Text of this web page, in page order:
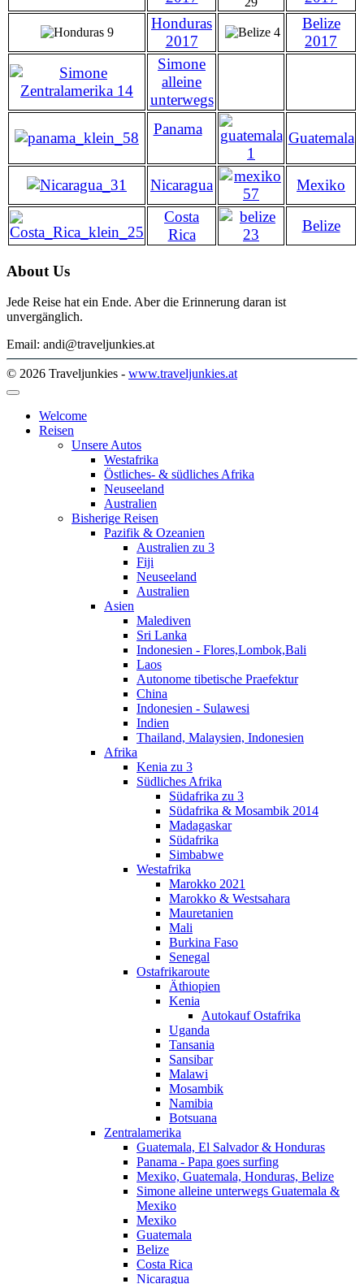
Honduras
2017
Belize
2017
Simone
alleine
unterwegs
Panama
Guatemala
Nicaragua
Mexiko
Costa
Rica
Belize
About Us
Jede Reise hat ein Ende. Aber die Erinnerung daran ist
unvergänglich.
Email: andi@traveljunkies.at
© 2026 Traveljunkies - www.traveljunkies.at
Welcome
Reisen
Unsere Autos
Westafrika
Östliches- & südliches Afrika
Neuseeland
Australien
Bisherige Reisen
Pazifik & Ozeanien
Australien zu 3
Fiji
Neuseeland
Australien
Asien
Malediven
Sri Lanka
Indonesien - Flores,Lombok,Bali
Laos
Autonome tibetische Praefektur
China
Indonesien - Sulawesi
Indien
Thailand, Malaysien, Indonesien
Afrika
Kenia zu 3
Südliches Afrika
Südafrika zu 3
Südafrika & Mosambik 2014
Madagaskar
Südafrika
Simbabwe
Westafrika
Marokko 2021
Marokko & Westsahara
Mauretanien
Mali
Burkina Faso
Senegal
Ostafrikaroute
Äthiopien
Kenia
Autokauf Ostafrika
Uganda
Tansania
Sansibar
Malawi
Mosambik
Namibia
Botsuana
Zentralamerika
Guatemala, El Salvador & Honduras
Panama - Papa goes surfing
Mexiko, Guatemala, Honduras, Belize
Simone alleine unterwegs Guatemala &
Mexiko
Mexiko
Guatemala
Belize
Costa Rica
Nicaragua